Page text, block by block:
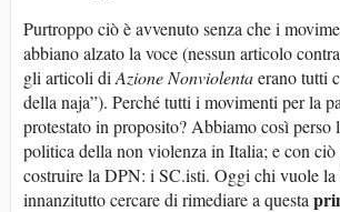
Purtroppo ciò è avvenuto senza che i
abbiano alzato la voce (nessun articolo
gli articoli diAzione Nonviolentaerano tutti
della naja”). Perché tutti i movimenti per la
protestato in proposito? Abbiamo così perso
politica della non violenza in Italia; e con ciò
costruire la DPN: i SC.isti. Oggi chi vuole
innanzitutto cercare di rimediare a questa